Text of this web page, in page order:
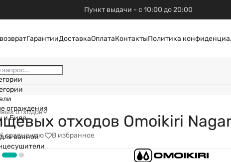
Пункт выдачи - с 10:00 до 20:00
ГарантииДоставкаОплатаКонтактыПолитика
ограждения
и Биде
ванной
отходов отходов Omoikiri
К сравнению В избранное